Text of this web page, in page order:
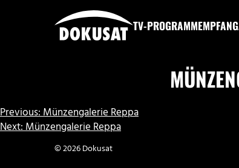
TV-PROGRAMMEMPFANG
BEITRAGSNAVIGATION
Previous:Münzengalerie Reppa
Next:Münzengalerie Reppa
© 2026 Dokusat